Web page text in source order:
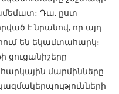
Դա, ըստ
է նրանով, որ այդ
են եկամտահարկ։
ցուցանիշերը
մարմինները